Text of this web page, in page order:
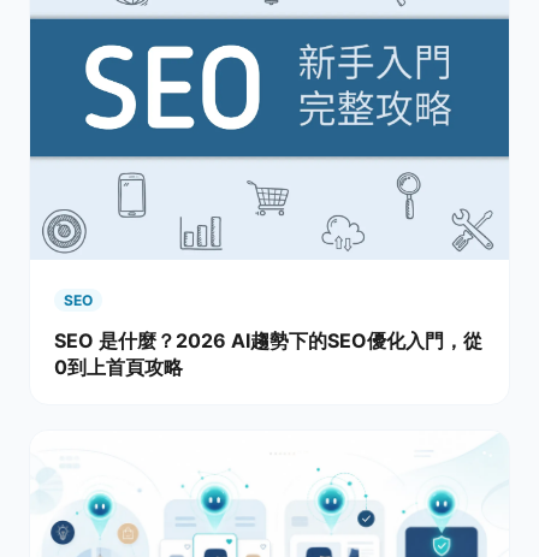
SEO
SEO 是什麼？2026 AI趨勢下的SEO優化入門，從
0到上首頁攻略